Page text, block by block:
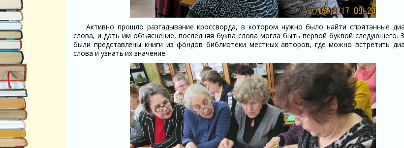
Активно прошло разгадывание кроссворда, в котором нужно было найти спрятанные
слова, и дать им объяснение, последняя буква слова могла быть первой буквой следующего.
были представлены книги из фондов библиотеки местных авторов, где можно встретить
слова и узнать их значение.